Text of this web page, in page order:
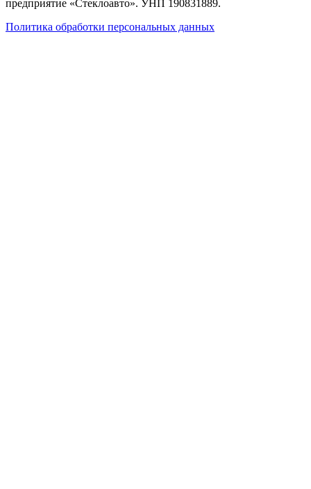
предприятие «Стеклоавто». УНП 190831889.
Политика обработки персональных данных